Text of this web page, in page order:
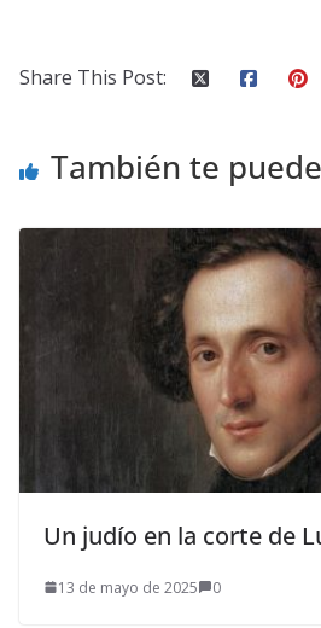
Share This Post:
También te
Un judío en la corte de
13 de mayo de 2025 0